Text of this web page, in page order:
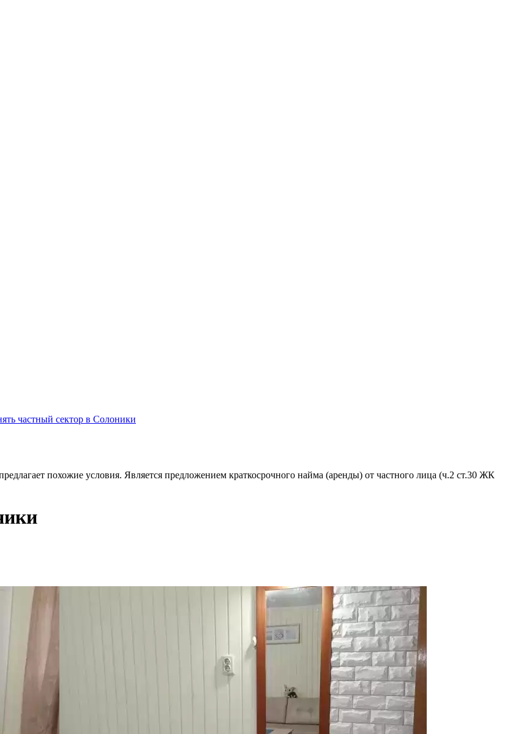
частный сектор в Солоники
похожие условия. Является предложением краткосрочного найма (аренды) от частного лица (ч.2 ст.30 ЖК